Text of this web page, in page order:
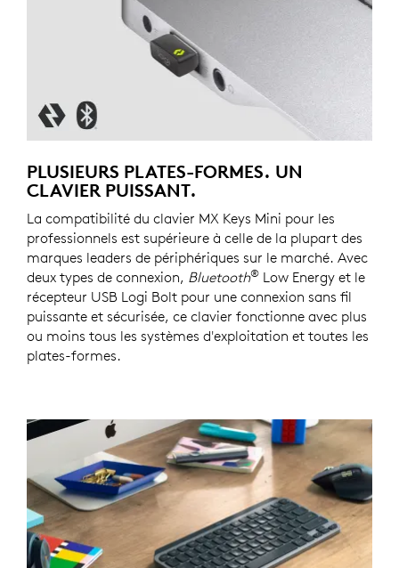
PLUSIEURS PLATES-FORMES. UN
CLAVIER PUISSANT.
La compatibilité du clavier MX Keys Mini pour les
professionnels est supérieure à celle de la plupart des
marques leaders de périphériques sur le marché. Avec
deux types de connexion, Bluetooth® Low Energy et le
récepteur USB Logi Bolt pour une connexion sans fil
puissante et sécurisée, ce clavier fonctionne avec plus
ou moins tous les systèmes d'exploitation et toutes les
plates-formes.